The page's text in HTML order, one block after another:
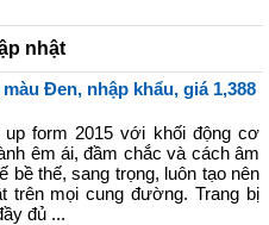
nhật
Đen, nhập khẩu, giá 1,388
up form 2015 với khối động cơ
êm ái, đầm chắc và cách âm
bề thế, sang trọng, luôn tạo nên
trên mọi cung đường. Trang bị
đủ ...